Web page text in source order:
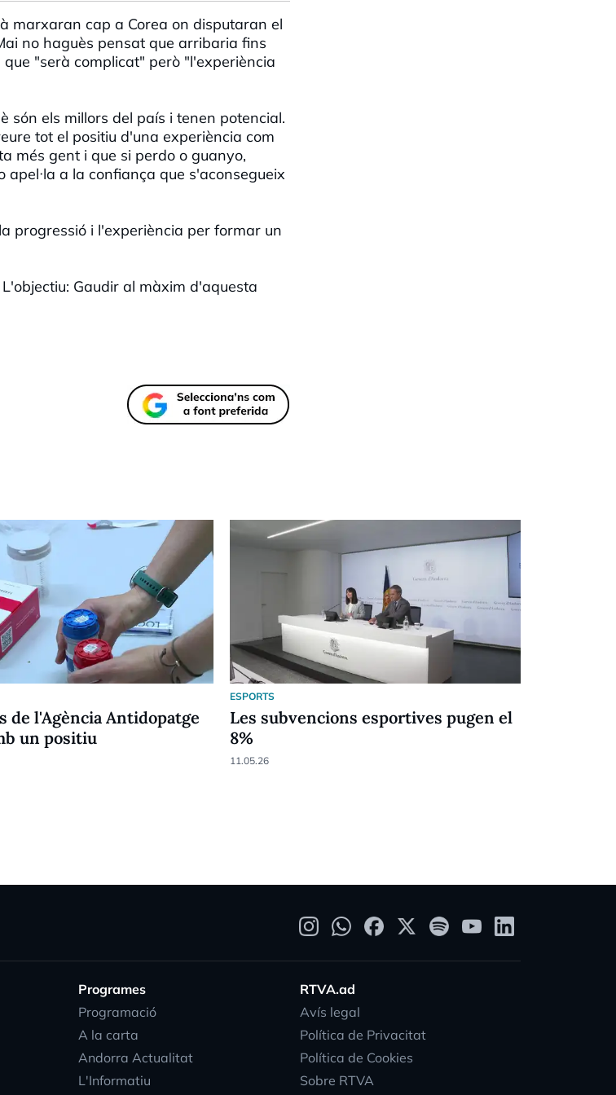
marxaran cap a Corea on disputaran el
no haguès pensat que arribaria fins
"serà complicat" però "l'experiència
són els millors del país i tenen potencial.
tot el positiu d'una experiència com
més gent i que si perdo o guanyo,
a la confiança que s'aconsegueix
progressió i l'experiència per formar un
Gaudir al màxim d'aquesta
de l'Agència Antidopatge
un positiu
ESPORTS
Les subvencions esportives pugen el
8%
11.05.26
Programes
Programació
A la carta
Andorra Actualitat
L'Informatiu
RTVA.ad
Avís legal
Política de Privacitat
Política de Cookies
Sobre RTVA